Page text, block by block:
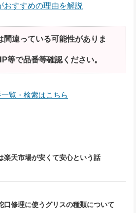
おすすめの理由を解説
違っている可能性がありま
等で品番等確認ください。
覧・検索はこちら
楽天市場が安くて安心という話
口修理に使うグリスの種類について